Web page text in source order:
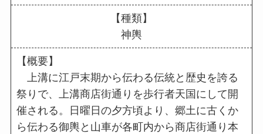
【種類】
神輿
【概要】
上溝に江戸末期から伝わる伝統と歴史を誇る
祭りで、上溝商店街通りを歩行者天国にして開
催される。日曜日の夕方頃より、郷土に古くか
ら伝わる御輿と山車が各町内から商店街通り本